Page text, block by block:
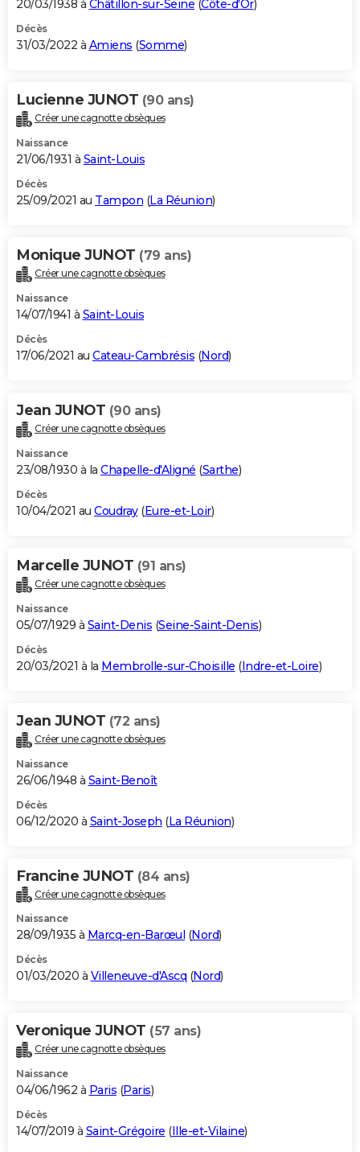
20/03/1938 à Châtillon-sur-Seine (Côte-d'Or)
Décès
31/03/2022 à Amiens (Somme)
Lucienne JUNOT (90 ans)
Créer une cagnotte obsèques
Naissance
21/06/1931 à Saint-Louis
Décès
25/09/2021 au Tampon (La Réunion)
Monique JUNOT (79 ans)
Créer une cagnotte obsèques
Naissance
14/07/1941 à Saint-Louis
Décès
17/06/2021 au Cateau-Cambrésis (Nord)
Jean JUNOT (90 ans)
Créer une cagnotte obsèques
Naissance
23/08/1930 à la Chapelle-d'Aligné (Sarthe)
Décès
10/04/2021 au Coudray(Eure-et-Loir)
Marcelle JUNOT (91 ans)
Créer une cagnotte obsèques
Naissance
05/07/1929 à Saint-Denis (Seine-Saint-Denis)
Décès
20/03/2021 à la Membrolle-sur-Choisille (Indre-et-Loire)
Jean JUNOT (72 ans)
Créer une cagnotte obsèques
Naissance
26/06/1948 à Saint-Benoît
Décès
06/12/2020 à Saint-Joseph (La Réunion)
Francine JUNOT (84 ans)
Créer une cagnotte obsèques
Naissance
28/09/1935 à Marcq-en-Barœul (Nord)
Décès
01/03/2020 à Villeneuve-d'Ascq (Nord)
Veronique JUNOT (57 ans)
Créer une cagnotte obsèques
Naissance
04/06/1962 à Paris (Paris)
Décès
14/07/2019 à Saint-Grégoire (Ille-et-Vilaine)